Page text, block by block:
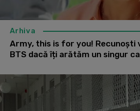
Arhiva
Army, this is for you! Recunoști
BTS dacă îți arătăm un singur